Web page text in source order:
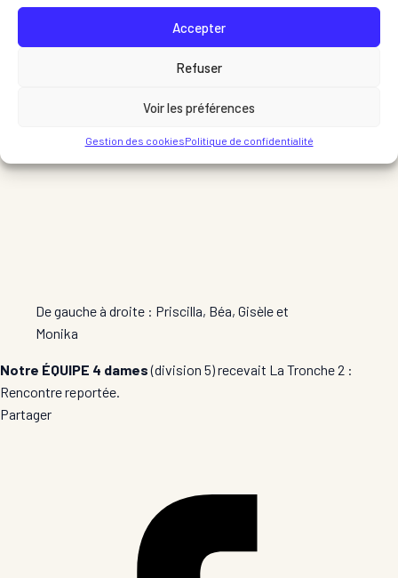
Accepter
Refuser
Voir les préférences
Gestion des cookiesPolitique de confidentialité
Monika s’y emploient et parviennent à trouver de belles phases
de jeux. Une bonne entente et un bon esprit pour ce double.
a pas tenté, nous aurions préféré un bon bouillon
De gauche à droite : Priscilla, Béa, Gisèle et
Monika
Notre ÉQUIPE 4 dames(division 5) recevait La Tronche 2 :
Rencontre reportée.
Partager